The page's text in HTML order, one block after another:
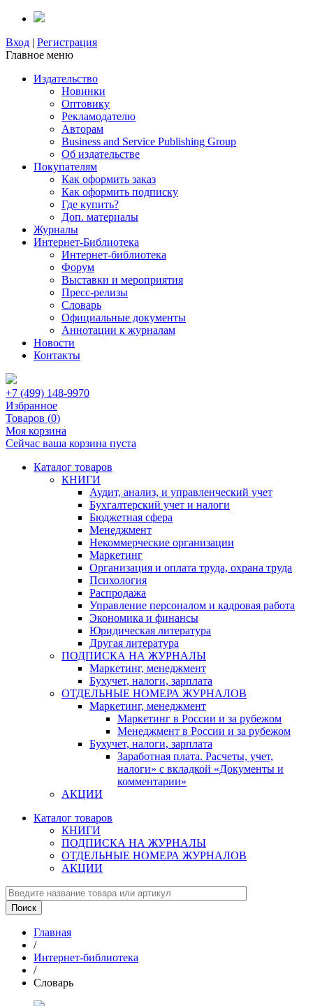
Вход | Регистрация
Главное меню
Издательство
Новинки
Оптовику
Рекламодателю
Авторам
Business and Service Publishing Group
Об издательстве
Покупателям
Как оформить заказ
Как оформить подписку
Где купить?
Доп. материалы
Журналы
Интернет-Библиотека
Интернет-библиотека
Форум
Выставки и мероприятия
Пресс-релизы
Словарь
Официальные документы
Аннотации к журналам
Новости
Контакты
+7 (499) 148-9970
Избранное
Товаров (0)
Моя корзина
Сейчас ваша корзина пуста
Каталог товаров
КНИГИ
Аудит, анализ, и управленческий учет
Бухгалтерский учет и налоги
Бюджетная сфера
Менеджмент
Некоммерческие организации
Маркетинг
Организация и оплата труда, охрана труда
Психология
Распродажа
Управление персоналом и кадровая работа
Экономика и финансы
Юридическая литература
Другая литература
ПОДПИСКА НА ЖУРНАЛЫ
Маркетинг, менеджмент
Бухучет, налоги, зарплата
ОТДЕЛЬНЫЕ НОМЕРА ЖУРНАЛОВ
Маркетинг, менеджмент
Маркетинг в России и за рубежом
Менеджмент в России и за рубежом
Бухучет, налоги, зарплата
Заработная плата. Расчеты, учет,
налоги» с вкладкой «Документы и
комментарии»
АКЦИИ
Каталог товаров
КНИГИ
ПОДПИСКА НА ЖУРНАЛЫ
ОТДЕЛЬНЫЕ НОМЕРА ЖУРНАЛОВ
АКЦИИ
Главная
/
Интернет-библиотека
/
Словарь